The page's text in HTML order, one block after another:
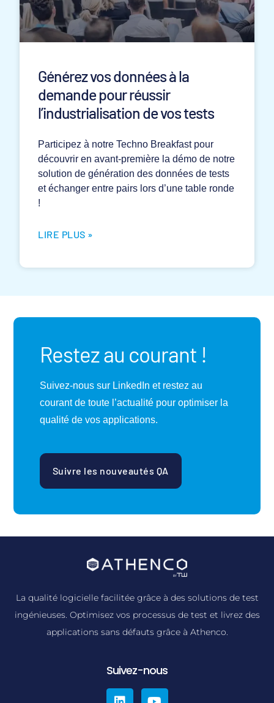
Générez vos données à la
demande pour réussir
l’industrialisation de vos tests
Participez à notre Techno Breakfast pour
découvrir en avant-première la démo de notre
solution de génération des données de tests
et échanger entre pairs lors d’une table ronde
!
LIRE PLUS »
Restez au courant !
Suivez-nous sur LinkedIn et restez au
courant de toute l’actualité pour optimiser la
qualité de vos applications.
Suivre les nouveautés QA
La qualité logicielle facilitée grâce à des solutions de test
ingénieuses. Optimisez vos processus de test et livrez des
applications sans défauts grâce à Athenco.
Suivez-nous